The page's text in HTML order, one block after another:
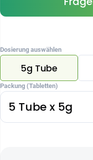
Dosierung auswählen
5g Tube
Packung (Tabletten)
5 Tube x 5g